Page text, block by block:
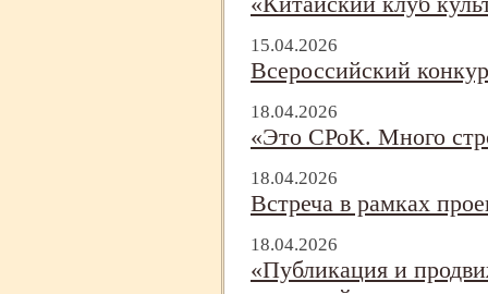
15.04.2026
Всероссийский
18.04.2026
«Это СРоК. Много
18.04.2026
Встреча в рамках
18.04.2026
«Публикация и